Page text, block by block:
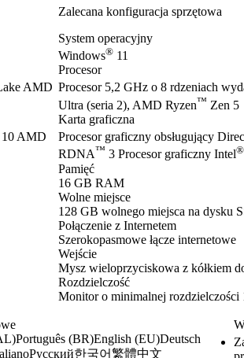
AMD
AMD
Zalecana konfiguracja sprzętowa
System operacyjny
Windows® 11
Procesor
Procesor 5,2 GHz o 8 rdzeniach
Ultra (seria 2), AMD Ryzen™ Zen 5
Karta graficzna
Procesor graficzny obsługujący
RDNA™ 3 Procesor graficzny Intel®
Pamięć
16 GB RAM
Wolne miejsce
128 GB wolnego miejsca na dysku
Połączenie z Internetem
Szerokopasmowe łącze internetowe
Wejście
Mysz wieloprzyciskowa z kółkiem
Rozdzielczość
Monitor o minimalnej rozdzielczości
Português (BR)English (EU)Deutsch
Русский한국어繁體中文